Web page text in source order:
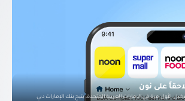
على نون
لأول مرة في الإمارات العربية المتحدة، يتيح بنك الإمارات دبي